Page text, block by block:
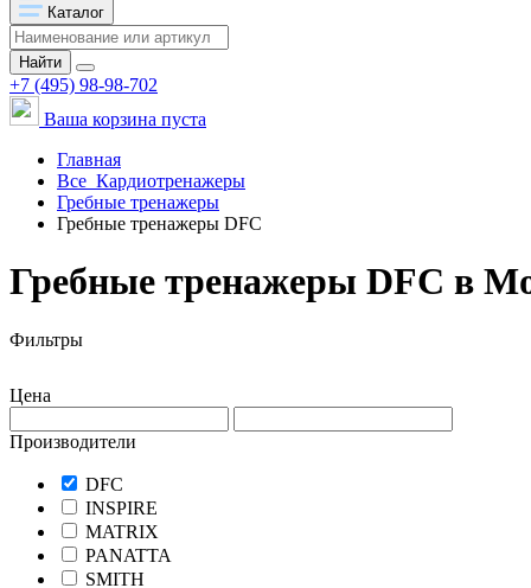
Каталог
Найти
+7 (495) 98-98-702
Ваша корзина пуста
Главная
Все Кардиотренажеры
Гребные тренажеры
Гребные тренажеры DFC
Гребные тренажеры DFC в
Фильтры
Цена
Производители
DFC
INSPIRE
MATRIX
PANATTA
SMITH